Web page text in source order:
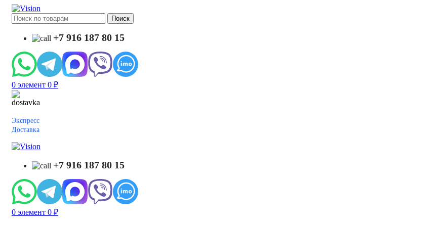
Поиск
+7 916 187 80 15
0 элемент 0 ₽
Экспресс
Доставка
+7 916 187 80 15
0 элемент 0 ₽